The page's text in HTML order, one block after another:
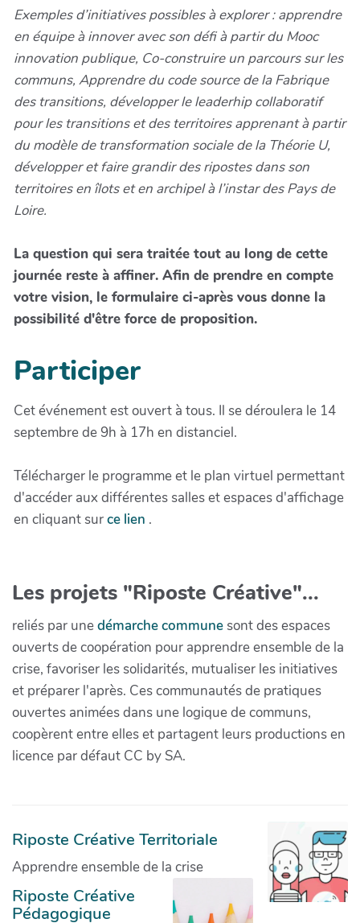
Exemples d’initiatives possibles à explorer : apprendre
en équipe à innover avec son défi à partir du Mooc
innovation publique, Co-construire un parcours sur les
communs, Apprendre du code source de la Fabrique
des transitions, développer le leaderhip collaboratif
pour les transitions et des territoires apprenant à partir
du modèle de transformation sociale de la Théorie U,
développer et faire grandir des ripostes dans son
territoires en îlots et en archipel à l’instar des Pays de
Loire.
La question qui sera traitée tout au long de cette
journée reste à affiner. Afin de prendre en compte
votre vision, le formulaire ci-après vous donne la
possibilité d'être force de proposition.
Participer
Cet événement est ouvert à tous. Il se déroulera le 14
septembre de 9h à 17h en distanciel.
Télécharger le programme et le plan virtuel permettant
d'accéder aux différentes salles et espaces d'affichage
en cliquant surce lien .
Les projets "Riposte Créative"...
reliés par unedémarche communesont des espaces
ouverts de coopération pour apprendre ensemble de la
crise, favoriser les solidarités, mutualiser les initiatives
et préparer l'après. Ces communautés de pratiques
ouvertes animées dans une logique de communs,
coopèrent entre elles et partagent leurs productions en
licence par défaut CC by SA.
Riposte Créative Territoriale
Apprendre ensemble de la crise
Riposte Créative
Pédagogique